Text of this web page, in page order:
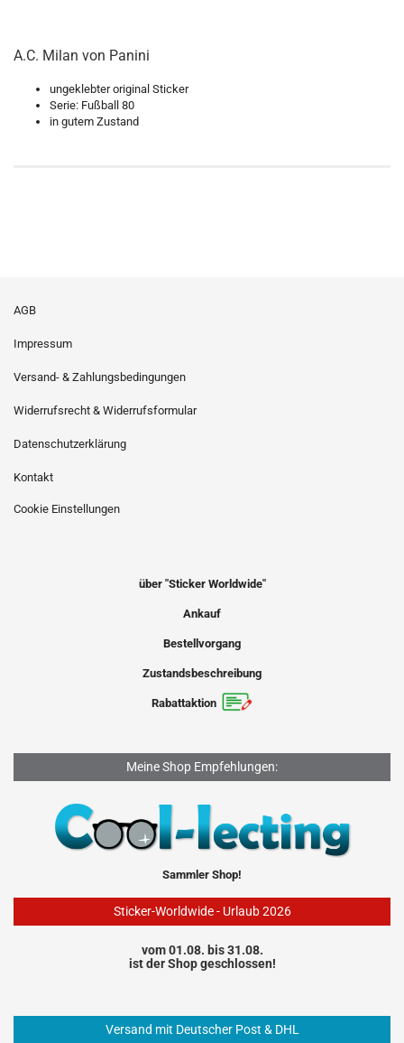
A.C. Milan von Panini
ungeklebter original Sticker
Serie: Fußball 80
in gutem Zustand
AGB
Impressum
Versand- & Zahlungsbedingungen
Widerrufsrecht & Widerrufsformular
Datenschutzerklärung
Kontakt
Cookie Einstellungen
über "Sticker Worldwide"
Ankauf
Bestellvorgang
Zustandsbeschreibung
Rabattaktion
Meine Shop Empfehlungen:
Sammler Shop!
Sticker-Worldwide - Urlaub 2026
vom 01.08. bis 31.08.
ist der Shop geschlossen!
Versand mit Deutscher Post & DHL